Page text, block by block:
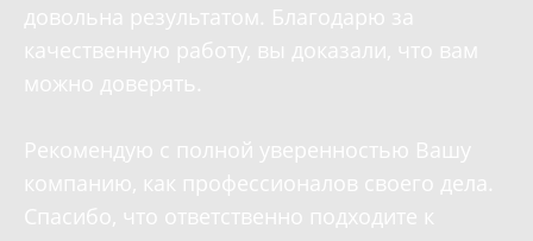
довольна результатом. Благодарю за
качественную работу, вы доказали, что вам
можно доверять.
Рекомендую с полной уверенностью Вашу
компанию, как профессионалов своего дела.
Спасибо, что ответственно подходите к